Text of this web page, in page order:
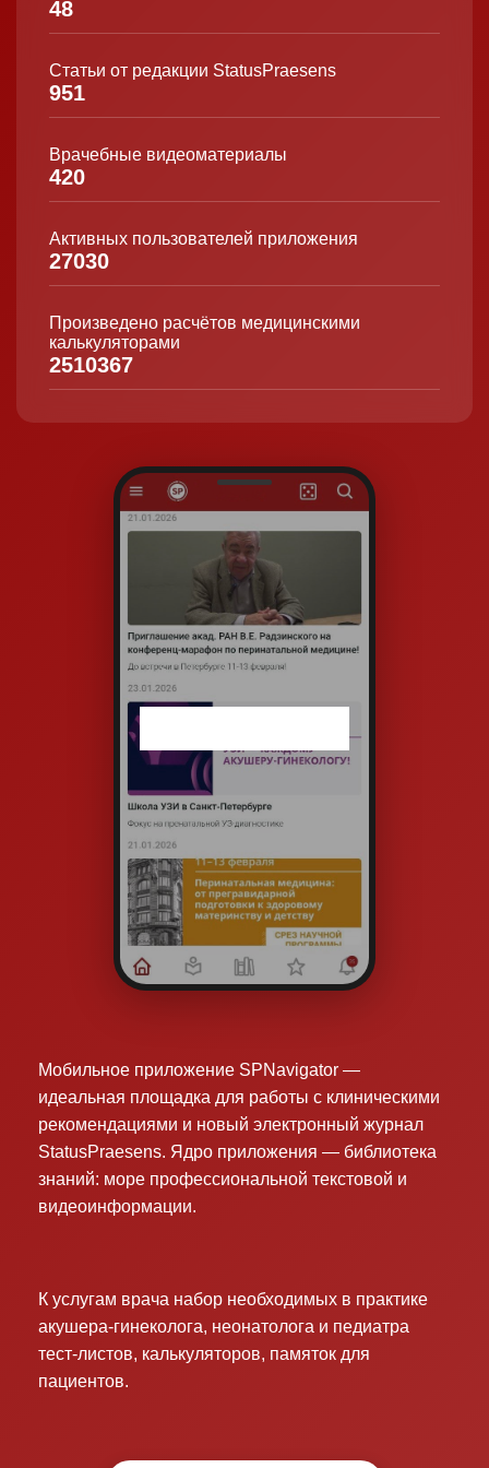
48
Статьи от редакции StatusPraesens
951
Врачебные видеоматериалы
420
Активных пользователей приложения
27030
Произведено расчётов медицинскими
калькуляторами
2510367
Мобильное приложение SPNavigator —
идеальная площадка для работы с клиническими
рекомендациями и новый электронный журнал
StatusPraesens. Ядро приложения — библиотека
знаний: море профессиональной текстовой и
видеоинформации.
К услугам врача набор необходимых в практике
акушера-гинеколога, неонатолога и педиатра
тест-листов, калькуляторов, памяток для
пациентов.